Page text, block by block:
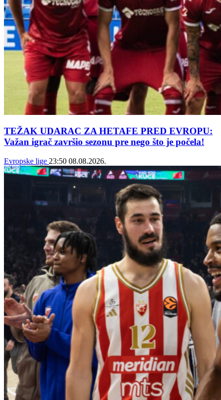
TEŽAK UDARAC ZA HETAFE PRED EVROPU:
Važan igrač završio sezonu pre nego što je počela!
Evropske lige 23:50 08.08.2026.